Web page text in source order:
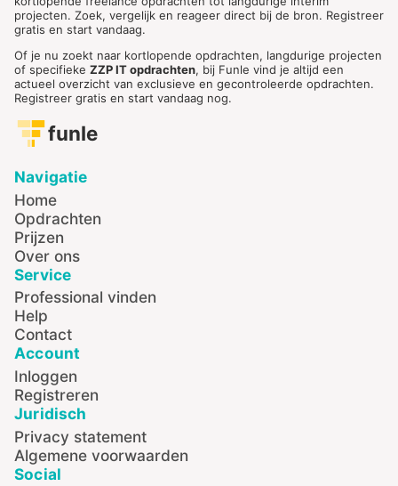
projecten. Zoek, vergelijk en reageer direct bij de bron. Registreer
gratis en start vandaag.
Of je nu zoekt naar kortlopende opdrachten, langdurige projecten
of specifieke ZZP IT opdrachten, bij Funle vind je altijd een
actueel overzicht van exclusieve en gecontroleerde opdrachten.
Registreer gratis en start vandaag nog.
funle
Navigatie
Home
Opdrachten
Prijzen
Over ons
Service
Professional vinden
Help
Contact
Account
Inloggen
Registreren
Juridisch
Privacy statement
Algemene voorwaarden
Social